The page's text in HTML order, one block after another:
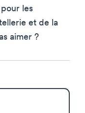
les
et de la
aimer ?